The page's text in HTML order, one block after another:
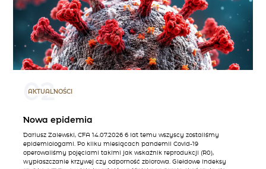
02
AKTUALNOŚCI
Nowa epidemia
Dariusz Zalewski, CFA 14.07.2026 6 lat temu wszyscy zostaliśmy
epidemiologami. Po kilku miesiącach pandemii Covid-19
operowaliśmy pojęciami takimi jak wskaźnik reprodukcji (R0),
wypłaszczanie krzywej czy odporność zbiorowa. Giełdowe indeksy